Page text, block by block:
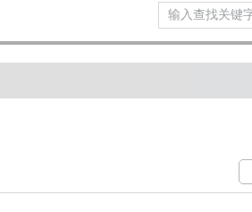
市人社局
市场监管局